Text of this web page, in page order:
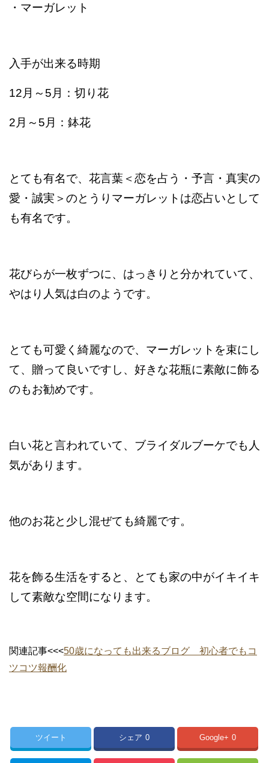
・マーガレット
入手が出来る時期
12月～5月：切り花
2月～5月：鉢花
とても有名で、花言葉＜恋を占う・予言・真実の
愛・誠実＞のとうりマーガレットは恋占いとして
も有名です。
花びらが一枚ずつに、はっきりと分かれていて、
やはり人気は白のようです。
とても可愛く綺麗なので、マーガレットを束にし
て、贈って良いですし、好きな花瓶に素敵に飾る
のもお勧めです。
白い花と言われていて、ブライダルブーケでも人
気があります。
他のお花と少し混ぜても綺麗です。
花を飾る生活をすると、とても家の中がイキイキ
して素敵な空間になります。
関連記事<<<50歳になっても出来るブログ 初心者でもコ
ツコツ報酬化
ツイート シェア 0 Google+ 0